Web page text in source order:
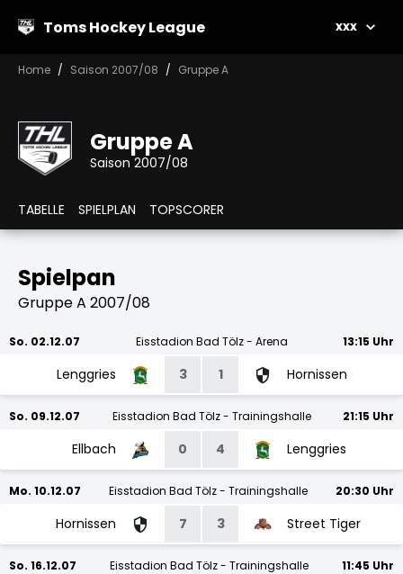
Toms Hockey League xxx
Home Saison 2007/08 Gruppe A
Gruppe A
Saison 2007/08
TABELLE SPIELPLAN TOPSCORER
Spielpan
Gruppe A 2007/08
So. 02.12.07 Eisstadion Bad Tölz - Arena 13:15 Uhr
Lenggries 3 1 Hornissen
So. 09.12.07 Eisstadion Bad Tölz - Trainingshalle 21:15 Uhr
Ellbach 0 4 Lenggries
Mo. 10.12.07 Eisstadion Bad Tölz - Trainingshalle 20:30 Uhr
Hornissen 7 3 Street Tiger
So. 16.12.07 Eisstadion Bad Tölz - Trainingshalle 11:45 Uhr